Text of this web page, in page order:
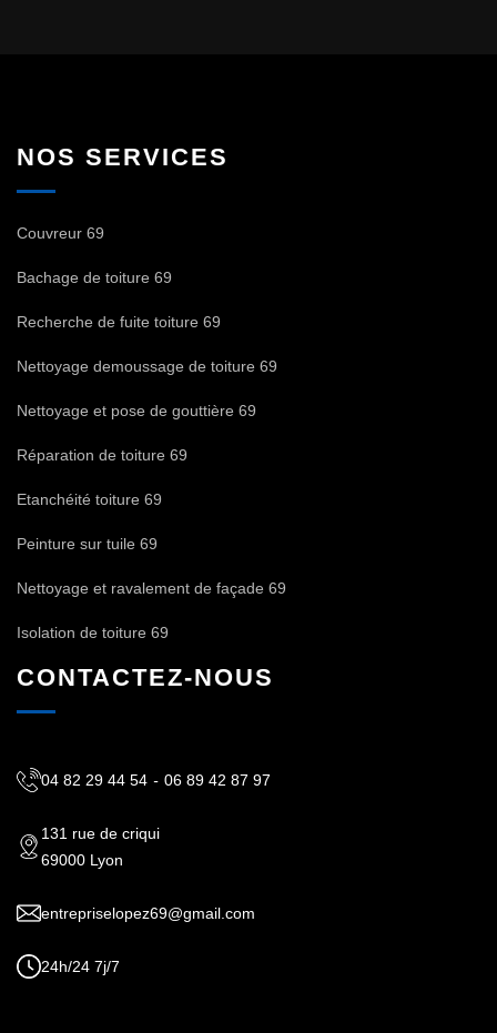
NOS SERVICES
Couvreur 69
Bachage de toiture 69
Recherche de fuite toiture 69
Nettoyage demoussage de toiture 69
Nettoyage et pose de gouttière 69
Réparation de toiture 69
Etanchéité toiture 69
Peinture sur tuile 69
Nettoyage et ravalement de façade 69
Isolation de toiture 69
CONTACTEZ-NOUS
04 82 29 44 54 - 06 89 42 87 97
131 rue de criqui
69000 Lyon
entrepriselopez69@gmail.com
24h/24 7j/7